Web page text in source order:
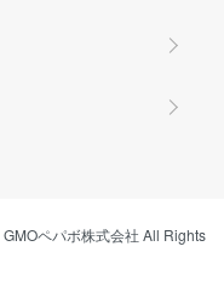
GMOペパボ株式会社 All Rights